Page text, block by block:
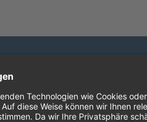
(docx)